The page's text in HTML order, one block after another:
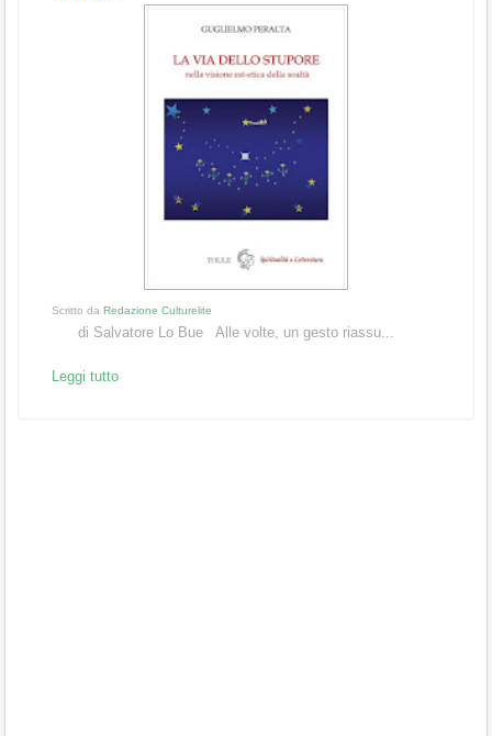
Scritto da Redazione Culturelite
di Salvatore Lo Bue Alle volte, un gesto riassu...
Leggi tutto